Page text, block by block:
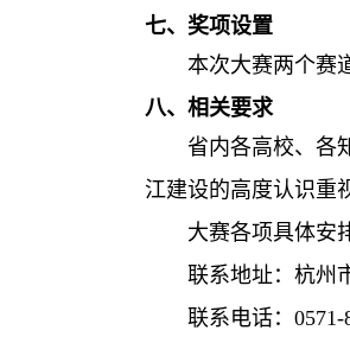
七、奖项设置
本次大赛两个赛
八、相关要求
省内各高校、各
江建设的高度认识重
大赛各项具体安
联系地址：杭州
联系电话： 0571-